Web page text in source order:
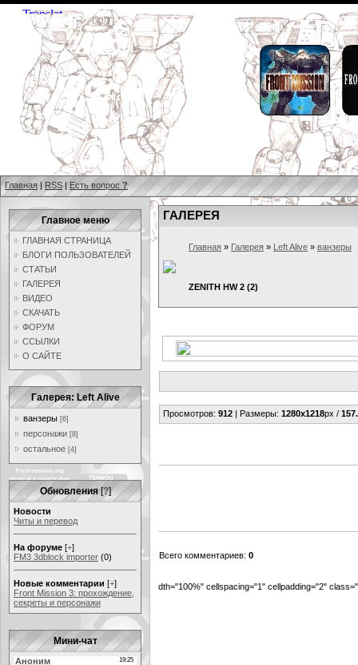
Главная | RSS | Есть вопрос ?
Главное меню
ГЛАВНАЯ СТРАНИЦА
БЛОГИ ПОЛЬЗОВАТЕЛЕЙ
СТАТЬИ
ГАЛЕРЕЯ
ВИДЕО
СКАЧАТЬ
ФОРУМ
ССЫЛКИ
О САЙТЕ
Галерея: Left Alive
ванзеры [6]
персонажи [8]
остальное [4]
Обновления [?]
Новости
Читы и перевод
На форуме [+]
FM3 3dblock importer (0)
Новые комментарии [+]
Front Mission 3: прохождение,
секреты и персонажи
Мини-чат
ГАЛЕРЕЯ
Главная » Галерея » Left Alive » ванзеры
ZENITH HW 2 (2)
Просмотров: 912 | Размеры: 1280x1218px /
Всего комментариев: 0
dth="100%" cellspacing="1" cellpadding="2"